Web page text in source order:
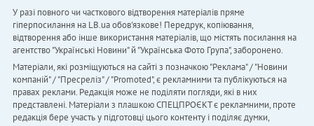
У разі повного чи часткового відтворення матеріалів пряме
гіперпосилання на LB.ua обов'язкове! Передрук, копіювання,
відтворення або інше використання матеріалів, що містять посилання на
агентство "Українськi Новини" й "Українська Фото Група", заборонено.
Матеріали, які розміщуються на сайті з позначкою "Реклама" / "Новини
компаній" / "Пресреліз" / "Promoted", є рекламними та публікуються на
правах реклами. Редакція може не поділяти погляди, які в них
представлені. Матеріали з плашкою СПЕЦПРОЄКТ є рекламними, проте
редакція бере участь у підготовці цього контенту і поділяє думки,